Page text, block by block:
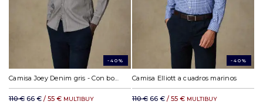
-40%
Camisa Joey Denim gris - Con botones
110 € 66 € / 55 € MULTIBUY
-40%
Camisa Elliott a cuadros marinos
110 € 66 € / 55 € MULTIBUY